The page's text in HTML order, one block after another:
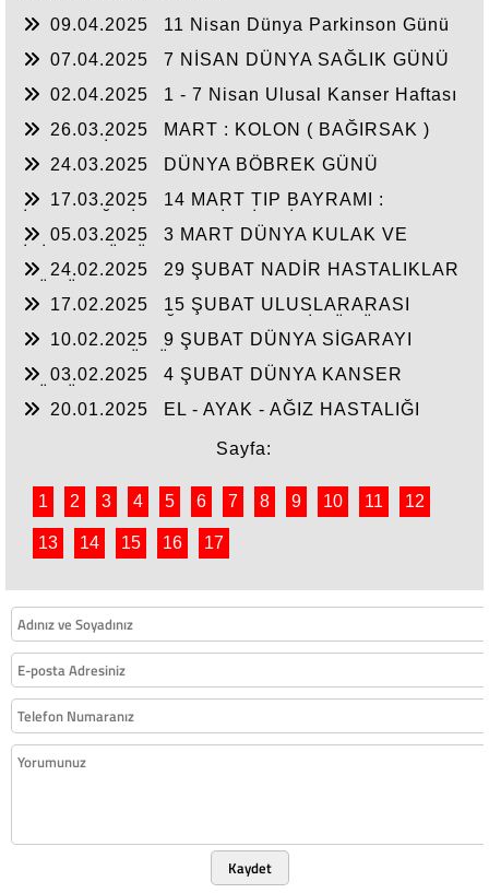
09.04.2025
11 Nisan Dünya Parkinson Günü
07.04.2025
7 NİSAN DÜNYA SAĞLIK GÜNÜ
02.04.2025
1 - 7 Nisan Ulusal Kanser Haftası
26.03.2025
MART : KOLON ( BAĞIRSAK )
24.03.2025
DÜNYA BÖBREK GÜNÜ
17.03.2025
14 MART TIP BAYRAMI :
05.03.2025
3 MART DÜNYA KULAK VE
24.02.2025
29 ŞUBAT NADİR HASTALIKLAR
17.02.2025
15 ŞUBAT ULUSLARARASI
10.02.2025
9 ŞUBAT DÜNYA SİGARAYI
03.02.2025
4 ŞUBAT DÜNYA KANSER
20.01.2025
EL - AYAK - AĞIZ HASTALIĞI
Sayfa:
1 2 3 4 5 6 7 8 9 10 11 12
13 14 15 16 17
Kaydet